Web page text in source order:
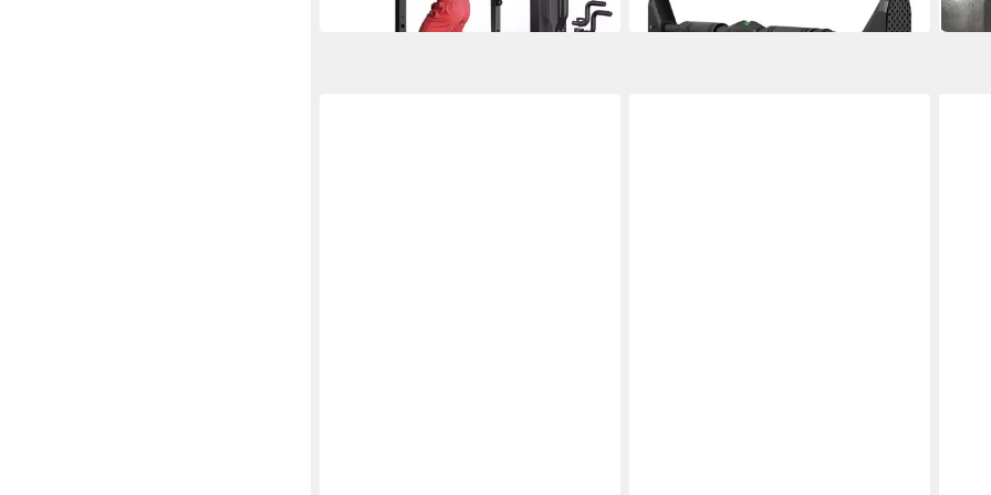
in 4-5 Werktagen bei dir in 2-3 Werktagen bei dir in 2-3